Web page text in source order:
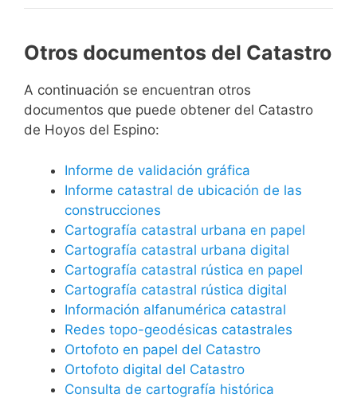
Otros documentos del Catastro
A continuación se encuentran otros
documentos que puede obtener del Catastro
de Hoyos del Espino:
Informe de validación gráfica
Informe catastral de ubicación de las
construcciones
Cartografía catastral urbana en papel
Cartografía catastral urbana digital
Cartografía catastral rústica en papel
Cartografía catastral rústica digital
Información alfanumérica catastral
Redes topo-geodésicas catastrales
Ortofoto en papel del Catastro
Ortofoto digital del Catastro
Consulta de cartografía histórica